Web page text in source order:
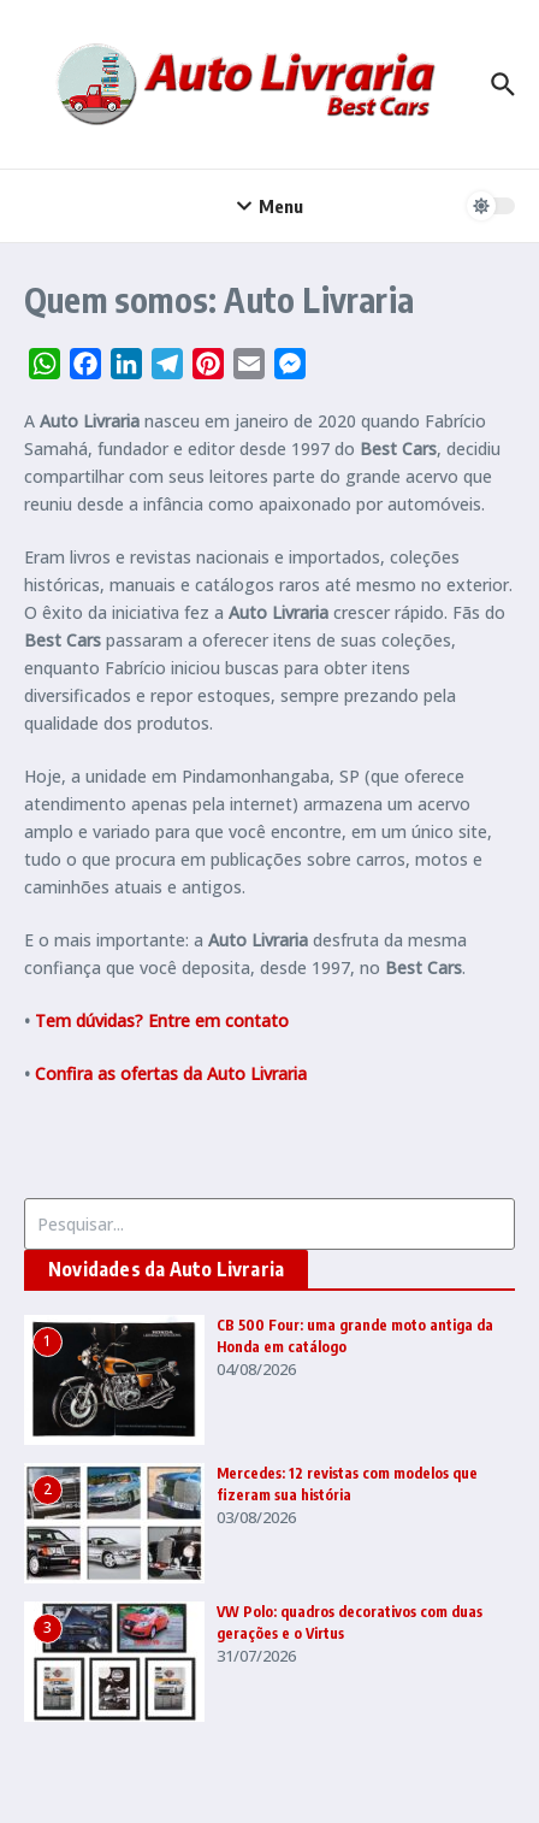
Menu
Quem somos: Auto Livraria
WhatsAppFacebookLinkedInTelegramPinterest
Email
A Auto Livraria nasceu em janeiro de 2020 quando Fabrício
Samahá, fundador e editor desde 1997 do Best Cars, decidiu
compartilhar com seus leitores parte do grande acervo que
reuniu desde a infância como apaixonado por automóveis.
Eram livros e revistas nacionais e importados, coleções
históricas, manuais e catálogos raros até mesmo no exterior.
O êxito da iniciativa fez a Auto Livraria crescer rápido. Fãs do
Best Cars passaram a oferecer itens de suas coleções,
enquanto Fabrício iniciou buscas para obter itens
diversificados e repor estoques, sempre prezando pela
qualidade dos produtos.
Hoje, a unidade em Pindamonhangaba, SP (que oferece
atendimento apenas pela internet) armazena um acervo
amplo e variado para que você encontre, em um único site,
tudo o que procura em publicações sobre carros, motos e
caminhões atuais e antigos.
E o mais importante: a Auto Livraria desfruta da mesma
confiança que você deposita, desde 1997, no Best Cars.
• Tem dúvidas? Entre em contato
• Confira as ofertas da Auto Livraria
Novidades da Auto Livraria
1
CB 500 Four: uma grande moto antiga da
Honda em catálogo
04/08/2026
2
Mercedes: 12 revistas com modelos que
fizeram sua história
03/08/2026
3
VW Polo: quadros decorativos com duas
gerações e o Virtus
31/07/2026